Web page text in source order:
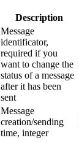
Description
Message
identificator,
required if you
want to change the
status of a message
after it has been
sent
Message
creation/sending
time, integer